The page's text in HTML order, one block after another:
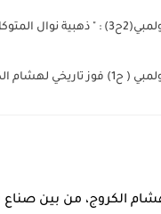
قصة ميدالية...
الكروج بذهبية...
هشام الكروج، من بين صناع